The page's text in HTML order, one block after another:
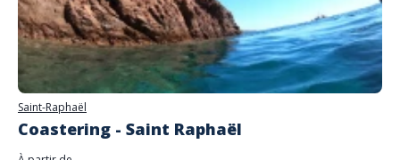
Saint-Raphaël
Coastering - Saint Raphaël